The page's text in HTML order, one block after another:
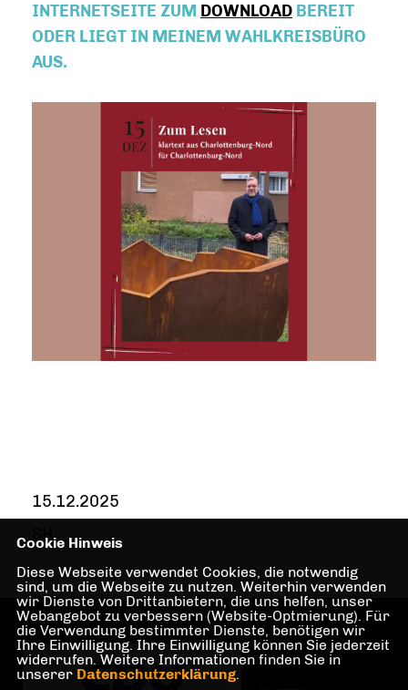
INTERNETSEITE ZUM DOWNLOAD BEREIT
ODER LIEGT IN MEINEM WAHLKREISBÜRO
AUS.
15.12.2025
SH
Cookie Hinweis
Diese Webseite verwendet Cookies, die notwendig
sind, um die Webseite zu nutzen. Weiterhin verwenden
wir Dienste von Drittanbietern, die uns helfen, unser
Webangebot zu verbessern (Website-Optmierung). Für
die Verwendung bestimmter Dienste, benötigen wir
Ihre Einwilligung. Ihre Einwilligung können Sie jederzeit
widerrufen. Weitere Informationen finden Sie in
unserer Datenschutzerklärung.